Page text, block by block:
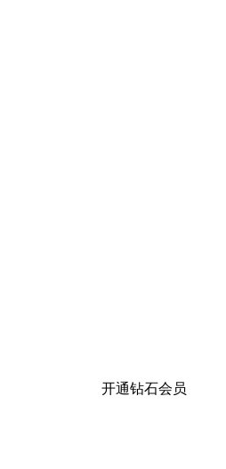
开通钻石会员